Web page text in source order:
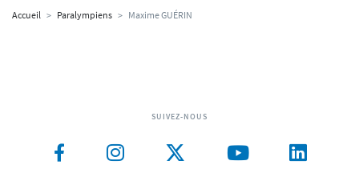
Accueil > Paralympiens > Maxime GUÉRIN
SUIVEZ-NOUS